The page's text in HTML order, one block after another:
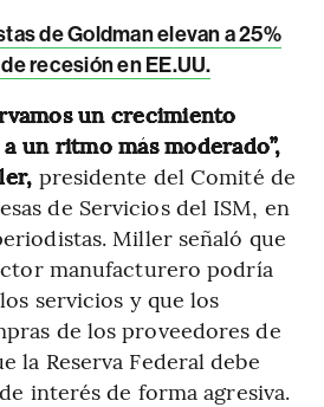
de Goldman elevan a 25%
recesión en EE.UU.
un crecimiento
un ritmo más moderado”,
presidente del Comité de
de Servicios del ISM, en
Miller señaló que
manufacturero podría
servicios y que los
de los proveedores de
la Reserva Federal debe
interés de forma agresiva.